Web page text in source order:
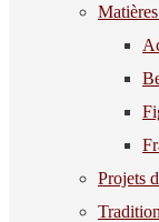
Projets